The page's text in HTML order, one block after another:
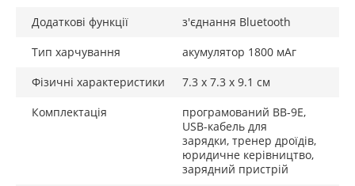
Додаткові функції
з'єднання Bluetooth
Тип харчування
акумулятор 1800 мАг
Фізичні характеристики
7.3 х 7.3 х 9.1 см
Комплектація
програмований BB-9E,
USB-кабель для
зарядки, тренер дроїдів,
юридичне керівництво,
зарядний пристрій